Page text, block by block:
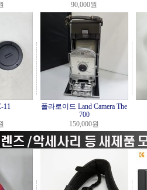
90,000원
11
폴라로이드 Land Camera The
700
150,000원